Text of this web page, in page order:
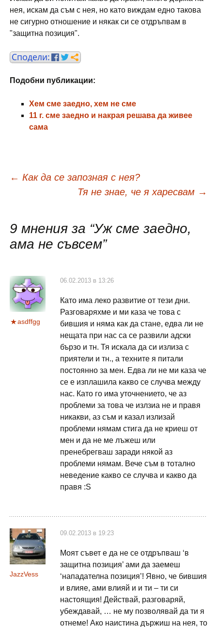
нея, искам да съм с нея, но като виждам едно такова
не сигурно отношение и някак си се отдръпвам в
"защитна позиция".
Подобни публикации:
Хем сме заедно, хем не сме
11 г. сме заедно и накрая решава да живее
сама
Навигация
публикациите
← Как да се запозная с нея?
Тя не знае, че я харесвам →
9 мнения за “Уж сме заедно,
ама не съвсем”
asdffgg
06.02.2013 в 13:26
Като има леко развитие от тези дни.
Разговаряхме и ми каза че това с
бившия и няма как да стане, едва ли не
нещата при нас са се развили адски
бързо и тн. Тя искала да си излиза с
приятели и тн., а техните я питали
постоянно за мен. Едва ли не ми каза че
се е изплашила какво се случва между
нас. Като го има уточнението, че аз
проблеми за това че излзиа не и правя
никакви, аз съм и казал излизай
проблеми нямам стига да не криеш от
мен и да не ме лъжеш или
пренебрегваш заради някой аз
проблеми нямам. Вече съм в тотално
неведение какво се случва и какво да
правя :S
JazzVess
09.02.2013 в 19:23
Моят съвет е да не се отдръпваш ‘в
защитна позиция’ ами да заемеш
‘нападателна позиция’! Явно, че бившия
и влияе, ами влияй и и ти – ти си
настоящия! Действай, разговаряй,
убеждавай, … не му позволявай да ти я
отнеме! Ако наистина държиш на нея, то